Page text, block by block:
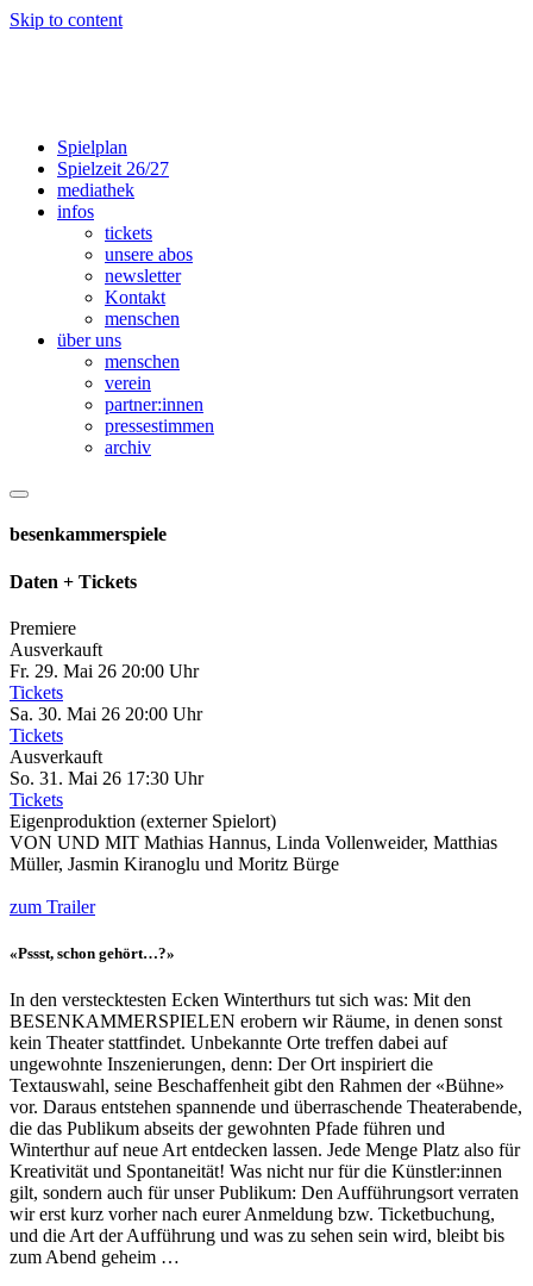
Skip to content
Spielplan
Spielzeit 26/27
mediathek
infos
tickets
unsere abos
newsletter
Kontakt
menschen
über uns
menschen
verein
partner:innen
presse­­stimmen
archiv
besenkammerspiele
Daten + Tickets
Premiere
Ausverkauft
Fr. 29. Mai 26 20:00 Uhr
Tickets
Sa. 30. Mai 26 20:00 Uhr
Tickets
Ausverkauft
So. 31. Mai 26 17:30 Uhr
Tickets
Eigenproduktion (externer Spielort)
VON UND MIT Mathias Hannus, Linda Vollenweider, Matthias
Müller, Jasmin Kiranoglu und Moritz Bürge
zum Trailer
«Pssst, schon gehört…?»
In den verstecktesten Ecken Winterthurs tut sich was: Mit den
BESENKAMMERSPIELEN erobern wir Räume, in denen sonst
kein Theater stattfindet. Unbekannte Orte treffen dabei auf
ungewohnte Inszenierungen, denn: Der Ort inspiriert die
Textauswahl, seine Beschaffenheit gibt den Rahmen der «Bühne»
vor. Daraus entstehen spannende und überraschende Theaterabende,
die das Publikum abseits der gewohnten Pfade führen und
Winterthur auf neue Art entdecken lassen. Jede Menge Platz also für
Kreativität und Spontaneität! Was nicht nur für die Künstler:innen
gilt, sondern auch für unser Publikum: Den Aufführungsort verraten
wir erst kurz vorher nach eurer Anmeldung bzw. Ticketbuchung,
und die Art der Aufführung und was zu sehen sein wird, bleibt bis
zum Abend geheim …